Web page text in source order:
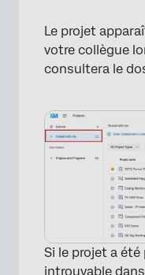
Le projet
votre collègue
consultera le
Si le projet a
introuvable